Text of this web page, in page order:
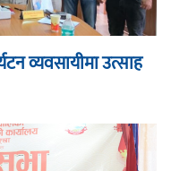
व्यवसायीमा उत्साह